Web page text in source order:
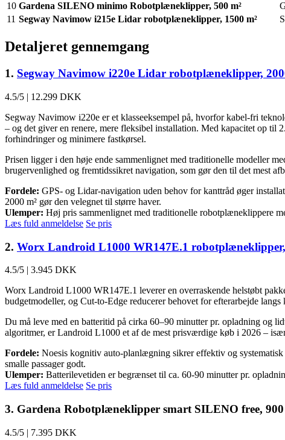
10 Gardena SILENO minimo Robotplæneklipper, 500 m²
11 Segway Navimow i215e Lidar robotplæneklipper, 1500 m²
Detaljeret gennemgang
1. Segway Navimow i220e Lidar robotplæneklipper,
4.5/5 | 12.299 DKK
Segway Navimow i220e er et klasseeksempel på, hvorfor kabel-fri
– og det giver en renere, mere fleksibel installation. Med kapacitet op
forhindringer og minimere fastkørsel.
Prisen ligger i den høje ende sammenlignet med traditionelle modeller
brugervenlighed og fremtidssikret navigation, som gør den til det mest
Fordele: GPS- og Lidar-navigation uden behov for kanttråd øger
2000 m² gør den velegnet til større haver.
Ulemper: Høj pris sammenlignet med traditionelle robotplæneklippere
Læs fuld anmeldelse Se pris
2. Worx Landroid L1000 WR147E.1 robotplæneklipper,
4.5/5 | 3.945 DKK
Worx Landroid L1000 WR147E.1 leverer en overraskende helstøbt
budgetmodeller, og Cut-to-Edge reducerer behovet for efterarbejde
Du må leve med en batteritid på cirka 60–90 minutter pr. opladning og
algoritmer, er Landroid L1000 et af de mest prisværdige køb i 2026 –
Fordele: Noesis kognitiv auto-planlægning sikrer effektiv og
smalle passager godt.
Ulemper: Batterilevetiden er begrænset til ca. 60-90 minutter pr.
Læs fuld anmeldelse Se pris
3. Gardena Robotplæneklipper smart SILENO free, 900
4.5/5 | 7.395 DKK